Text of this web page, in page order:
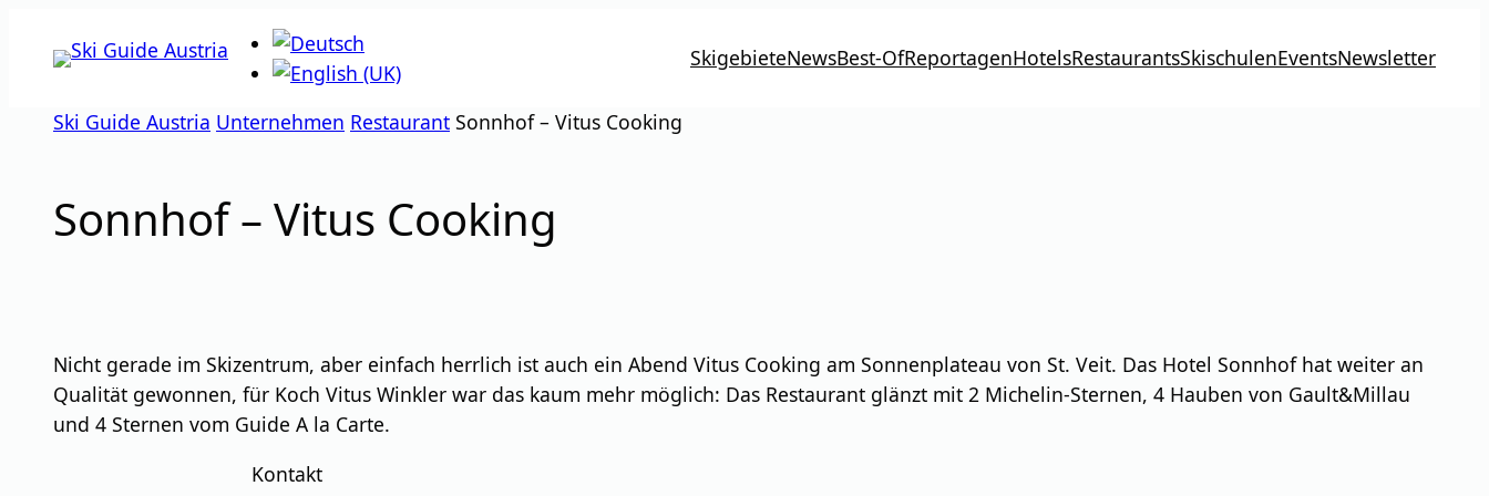
Inhalt
SkigebieteNewsBest-OfReportagenHotelsRestaurantsSkischulenEventsNewsletter
Ski Guide Austria Unternehmen Restaurant Sonnhof – Vitus Cooking
Sonnhof – Vitus Cooking
Nicht gerade im Skizentrum, aber einfach herrlich ist auch ein Abend Vitus Cooking am Sonnenplateau von St. Veit. Das Hotel Sonnhof hat weiter an
Qualität gewonnen, für Koch Vitus Winkler war das kaum mehr möglich: Das Restaurant glänzt mit 2 Michelin-Sternen, 4 Hauben von Gault&Millau
und 4 Sternen vom Guide A la Carte.
Kontakt